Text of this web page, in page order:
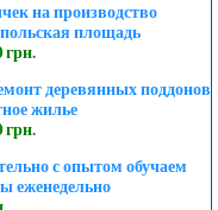
на производство
площадь
грн.
деревянных поддонов
жилье
грн.
с опытом обучаем
еженедельно